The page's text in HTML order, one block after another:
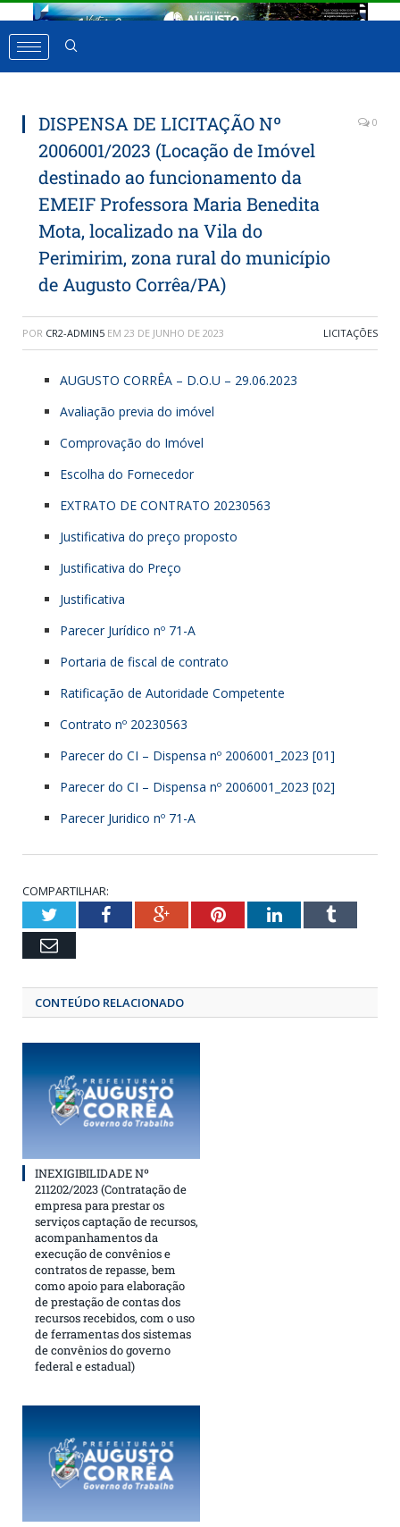
DISPENSA DE LICITAÇÃO Nº
2006001/2023 (Locação de Imóvel
destinado ao funcionamento da
EMEIF Professora Maria Benedita
Mota, localizado na Vila do
Perimirim, zona rural do município
de Augusto Corrêa/PA)
0
POR CR2-ADMIN5 EM 23 DE JUNHO DE 2023 LICITAÇÕES
AUGUSTO CORRÊA – D.O.U – 29.06.2023
Avaliação previa do imóvel
Comprovação do Imóvel
Escolha do Fornecedor
EXTRATO DE CONTRATO 20230563
Justificativa do preço proposto
Justificativa do Preço
Justificativa
Parecer Jurídico nº 71-A
Portaria de fiscal de contrato
Ratificação de Autoridade Competente
Contrato nº 20230563
Parecer do CI – Dispensa nº 2006001_2023 [01]
Parecer do CI – Dispensa nº 2006001_2023 [02]
Parecer Juridico nº 71-A
COMPARTILHAR:
TwitterFacebookGoogle+Pinterest
LinkedIn
Email
CONTEÚDO RELACIONADO
INEXIGIBILIDADE Nº
211202/2023 (Contratação de
empresa para prestar os
serviços captação de recursos,
acompanhamentos da
execução de convênios e
contratos de repasse, bem
como apoio para elaboração
de prestação de contas dos
recursos recebidos, com o uso
de ferramentas dos sistemas
de convênios do governo
federal e estadual)